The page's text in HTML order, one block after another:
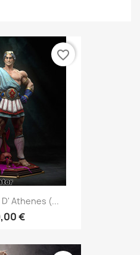
Athenes (...
€
favorite_border